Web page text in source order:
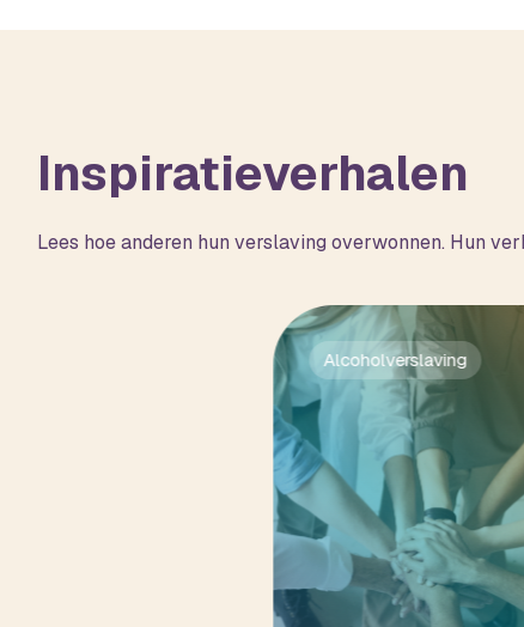
Inspiratieverhalen
Lees hoe anderen hun verslaving overwonnen. Hun
Alcoholverslaving